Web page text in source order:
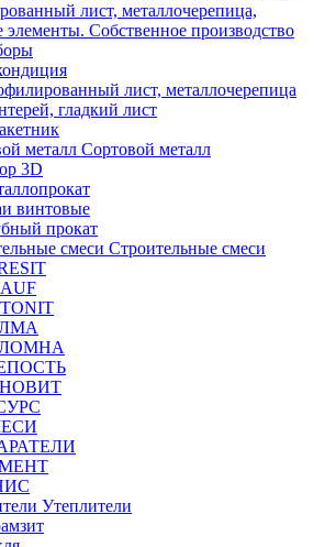
лист, металлочерепица,
элементы. Собственное производство
лист, металлочерепица
гладкий лист
Сортовой металл
3D
винтовые
прокат
Строительные смеси
Утеплители